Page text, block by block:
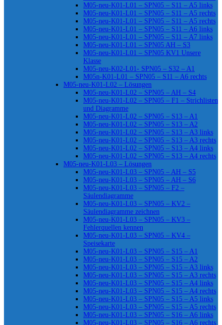
M05-neu-K01-L01 – SPN05 – S11 – A5 links
M05-neu-K01-L01 – SPN05 – S11 – A5 rechts
M05-neu-K01-L01 – SPN05 – S11 – A5 rechts
M05-neu-K01-L01 – SPN05 – S11 – A6 links
M05-neu-K01-L01 – SPN05 – S11 – A7 links
M05-neu-K01-L01 – SPN05 AH – S3
M05-neu-K01-L01 – SPN05 KV1 Unsere
Klasse
M05-neu-K02-L01- SPN05 – S32 – A1
M05n-K01-L01 – SPN05 – S11 – A6 rechts
M05-neu-K01-L02 – Lösungen
M05-neu-K01-L02 – SPN05 – AH – S4
M05-neu-K01-L02 – SPN05 – F1 – Strichlisten
und Diagramme
M05-neu-K01-L02 – SPN05 – S13 – A1
M05-neu-K01-L02 – SPN05 – S13 – A2
M05-neu-K01-L02 – SPN05 – S13 – A3 links
M05-neu-K01-L02 – SPN05 – S13 – A3 rechts
M05-neu-K01-L02 – SPN05 – S13 – A4 links
M05-neu-K01-L02 – SPN05 – S13 – A4 rechts
M05-neu-K01-L03 – Lösungen
M05-neu-K01-L03 – SPN05 – AH – S5
M05-neu-K01-L03 – SPN05 – AH – S6
M05-neu-K01-L03 – SPN05 – F2 –
Säulendiagramme
M05-neu-K01-L03 – SPN05 – KV2 –
Säulendiagramme zeichnen
M05-neu-K01-L03 – SPN05 – KV3 –
Fehlerquellen kennen
M05-neu-K01-L03 – SPN05 – KV4 –
Speisekarte
M05-neu-K01-L03 – SPN05 – S15 – A1
M05-neu-K01-L03 – SPN05 – S15 – A2
M05-neu-K01-L03 – SPN05 – S15 – A3 links
M05-neu-K01-L03 – SPN05 – S15 – A3 rechts
M05-neu-K01-L03 – SPN05 – S15 – A4 links
M05-neu-K01-L03 – SPN05 – S15 – A4 rechts
M05-neu-K01-L03 – SPN05 – S15 – A5 links
M05-neu-K01-L03 – SPN05 – S15 – A5 rechts
M05-neu-K01-L03 – SPN05 – S16 – A6 links
M05-neu-K01-L03 – SPN05 – S16 – A6 rechts